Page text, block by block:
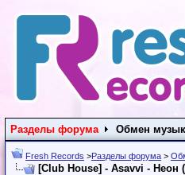
Разделы форума Обмен
Fresh Records >Разделы форума >
[Club House] - Asavvi - Неон